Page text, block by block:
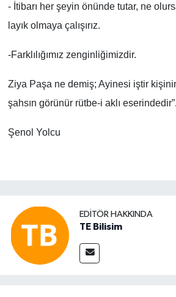
- İtibarı her şeyin önünde tutar, ne
layık olmaya çalışırız.
-Farklılığımız zenginliğimizdir.
Ziya Paşa ne demiş; Ayinesi iştir
şahsın görünür rütbe-i aklı eserindedir”.
Şenol Yolcu
EDITÖR HAKKINDA
TE Bilisim